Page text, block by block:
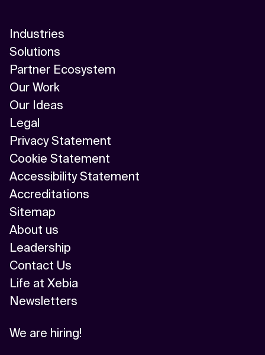
Industries
Solutions
Partner Ecosystem
Our Work
Our Ideas
Legal
Privacy Statement
Cookie Statement
Accessibility Statement
Accreditations
Sitemap
About us
Leadership
Contact Us
Life at Xebia
Newsletters
We are hiring!